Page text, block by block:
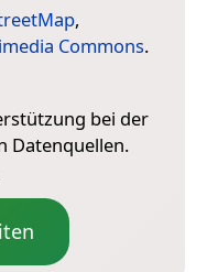
,
Commons.
bei der
Datenquellen.